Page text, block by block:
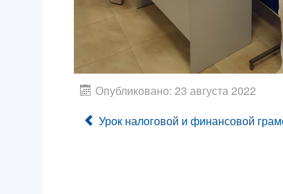
Опубликовано: 23 августа 2022
Урок налоговой и финансовой